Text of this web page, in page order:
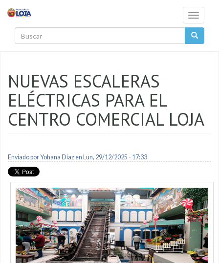
Toggle
NUEVAS ESCALERAS
ELÉCTRICAS PARA EL
CENTRO COMERCIAL LOJA
Enviado porYohana Diazen Lun, 29/12/2025 - 17:33